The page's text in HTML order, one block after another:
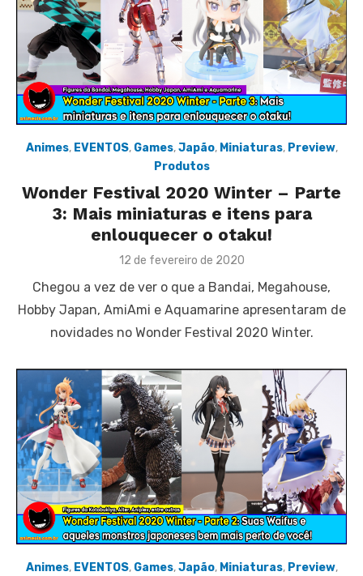
Animes, EVENTOS, Games,Japão, Miniaturas, Preview,
Produtos
Wonder Festival 2020 Winter – Parte
3: Mais miniaturas e itens para
enlouquecer o otaku!
Posted
12 de fevereiro de 2020
Chegou a vez de ver o que a Bandai, Megahouse,
Hobby Japan, AmiAmi e Aquamarine apresentaram de
novidades no Wonder Festival 2020 Winter.
Animes, EVENTOS, Games,Japão, Miniaturas, Preview,